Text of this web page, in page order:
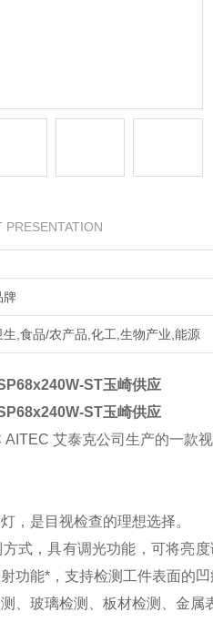
PRESENTATION
牌
生,食品/农产品,化工,生物产业,能源
ST玉崎供应
ST玉崎供应
艾泰克公司生产的一款视
，是目视检查的理想选择。
式，具有调光功能，可将亮
功能*，支持检测工件表面的凹
、玻璃检测、板材检测、金属